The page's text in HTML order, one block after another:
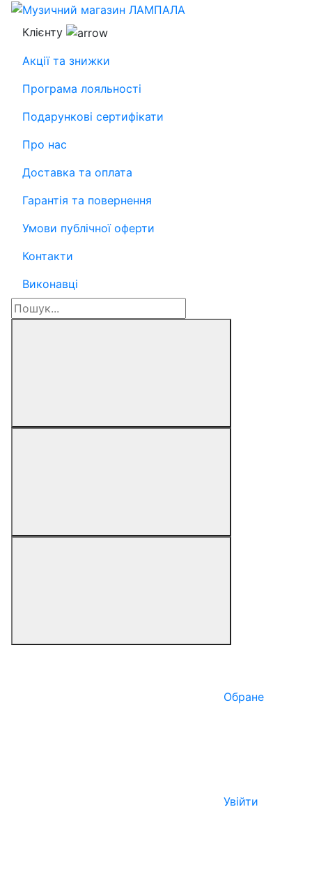
Клієнту
Акції та знижки
Програма лояльності
Подарункові сертифікати
Про нас
Доставка та оплата
Гарантія та повернення
Умови публічної оферти
Контакти
Виконавці
Обране
Увійти